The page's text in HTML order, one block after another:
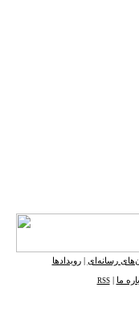
رسانه‌ای |رویدادها
ما |
RSS